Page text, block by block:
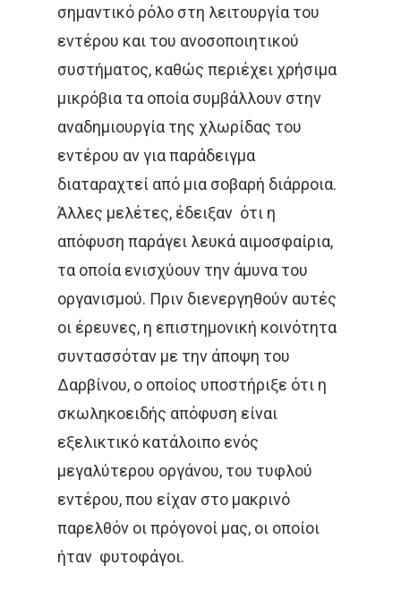
σημαντικό ρόλο στη λειτουργία του
εντέρου και του ανοσοποιητικού
συστήματος, καθώς περιέχει χρήσιμα
μικρόβια τα οποία συμβάλλουν στην
αναδημιουργία της χλωρίδας του
εντέρου αν για παράδειγμα
διαταραχτεί από μια σοβαρή διάρροια.
Άλλες μελέτες, έδειξαν ότι η
απόφυση παράγει λευκά αιμοσφαίρια,
τα οποία ενισχύουν την άμυνα του
οργανισμού. Πριν διενεργηθούν αυτές
οι έρευνες, η επιστημονική κοινότητα
συντασσόταν με την άποψη του
Δαρβίνου, ο οποίος υποστήριξε ότι η
σκωληκοειδής απόφυση είναι
εξελικτικό κατάλοιπο ενός
μεγαλύτερου οργάνου, του τυφλού
εντέρου, που είχαν στο μακρινό
παρελθόν οι πρόγονοί μας, οι οποίοι
ήταν φυτοφάγοι.